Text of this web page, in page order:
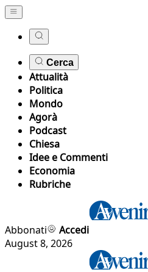
Cerca
Attualità
Politica
Mondo
Agorà
Podcast
Chiesa
Idee e Commenti
Economia
Rubriche
Abbonati
Accedi
August 8, 2026